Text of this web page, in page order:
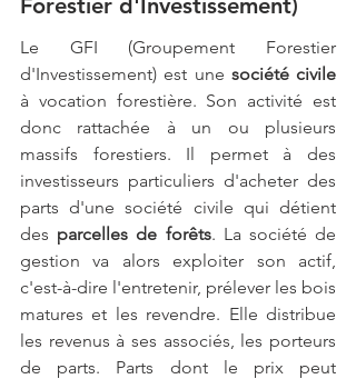
Le GFI (Groupement Forestier
d'Investissement) est une société civile
à vocation forestière. Son activité est
donc rattachée à un ou plusieurs
massifs forestiers. Il permet à des
investisseurs particuliers d'acheter des
parts d'une société civile qui détient
des parcelles de forêts. La société de
gestion va alors exploiter son actif,
c'est-à-dire l'entretenir, prélever les bois
matures et les revendre. Elle distribue
les revenus à ses associés, les porteurs
de parts. Parts dont le prix peut